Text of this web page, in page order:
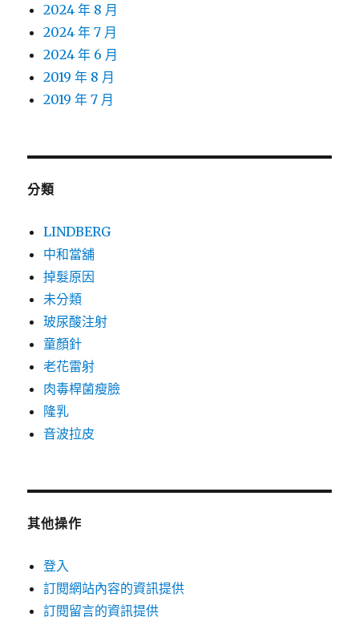
2024 年 8 月
2024 年 7 月
2024 年 6 月
2019 年 8 月
2019 年 7 月
分類
LINDBERG
中和當舖
掉髮原因
未分類
玻尿酸注射
童顏針
老花雷射
肉毒桿菌瘦臉
隆乳
音波拉皮
其他操作
登入
訂閱網站內容的資訊提供
訂閱留言的資訊提供